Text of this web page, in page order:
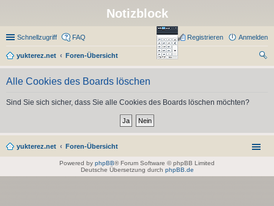
Notizblock
Schnellzugriff FAQ Anmelden
Registrieren
yukterez.net
Foren-Übersicht
uc
Alle Cookies des Boards löschen
Sind Sie sich sicher, dass Sie alle Cookies des Boards löschen möchten?
yukterez.net Foren-Übersicht
Powered by phpBB® Forum Software © phpBB Limited
Deutsche Übersetzung durch phpBB.de